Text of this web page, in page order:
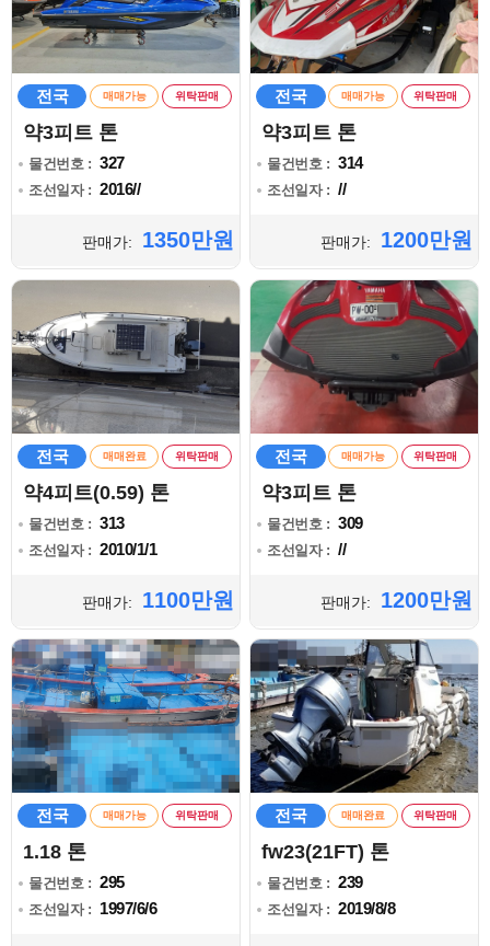
전국 매매가능 위탁판매
약3피트 톤
물건번호 : 327
조선일자 : 2016//
판매가: 1350만원
전국 매매가능 위탁판매
약3피트 톤
물건번호 : 314
조선일자 : //
판매가: 1200만원
전국 매매완료 위탁판매
약4피트(0.59) 톤
물건번호 : 313
조선일자 : 2010/1/1
판매가: 1100만원
전국 매매가능 위탁판매
약3피트 톤
물건번호 : 309
조선일자 : //
판매가: 1200만원
전국 매매가능 위탁판매
1.18 톤
물건번호 : 295
조선일자 : 1997/6/6
전국 매매완료 위탁판매
fw23(21FT) 톤
물건번호 : 239
조선일자 : 2019/8/8